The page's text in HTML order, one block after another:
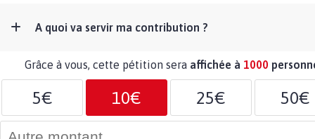
A quoi va servir ma contribution ?
Grâce à vous, cette pétition sera affichée à 1000
5€ 10€ 25€ 50€